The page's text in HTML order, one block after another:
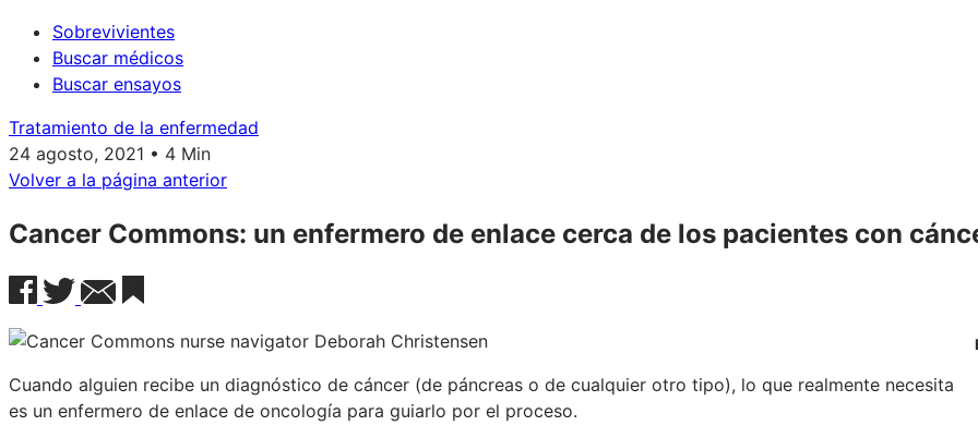
Sobrevivientes
Buscar médicos
Buscar ensayos
Tratamiento de la enfermedad
24 agosto, 2021 • 4 Min
Volver a la página anterior
Cancer Commons: un enfermero de enlace cerca de los pacientes con
Cuando alguien recibe un diagnóstico de cáncer (de páncreas o de cualquier otro tipo), lo que realmente necesita
es un enfermero de enlace de oncología para guiarlo por el proceso.